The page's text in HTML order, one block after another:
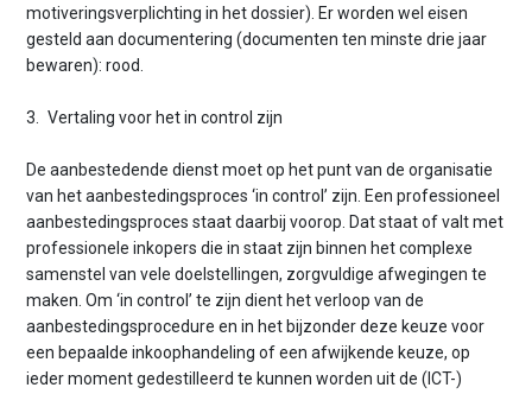
motiveringsverplichting in het dossier). Er worden wel eisen
gesteld aan documentering (documenten ten minste drie jaar
bewaren): rood.
3. Vertaling voor het in control zijn
De aanbestedende dienst moet op het punt van de organisatie
van het aanbestedingsproces ‘in control’ zijn. Een professioneel
aanbestedingsproces staat daarbij voorop. Dat staat of valt met
professionele inkopers die in staat zijn binnen het complexe
samenstel van vele doelstellingen, zorgvuldige afwegingen te
maken. Om ‘in control’ te zijn dient het verloop van de
aanbestedingsprocedure en in het bijzonder deze keuze voor
een bepaalde inkoophandeling of een afwijkende keuze, op
ieder moment gedestilleerd te kunnen worden uit de (ICT-)